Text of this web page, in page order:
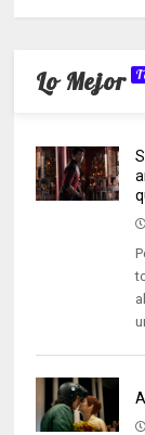
Lo Mejor